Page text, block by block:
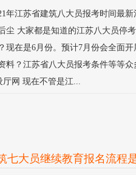
年江苏省建筑八大员报考时间最
尘 大家都是知道的江苏八大员停
现在是6月份。预计7月份会全面
料？江苏省八大员报考条件等等
网 现在不管是江...
七大员继续教育报名流程